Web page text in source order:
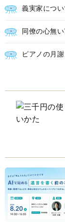
義実家につ
同僚の心無
ピアノの月